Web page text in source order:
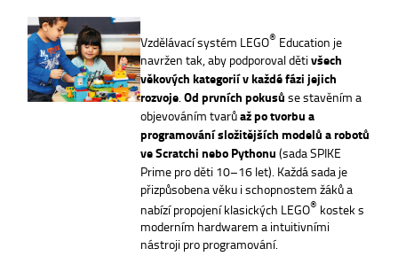
Vzdělávací systém LEGO® Education je
navržen tak, aby podporoval dětivšech
věkových kategorií v každé fázi jejich
rozvoje .Od prvních pokusůse stavěním a
objevováním tvarůaž po tvorbu a
programování složitějších modelů a robotů
ve Scratchi nebo Pythonu(sada SPIKE
Prime pro děti 10–16 let). Každá sada je
přizpůsobena věku i schopnostem žáků a
nabízí propojení klasických LEGO® kostek s
moderním hardwarem a intuitivními
nástroji pro programování.